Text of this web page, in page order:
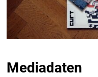
Mediadaten